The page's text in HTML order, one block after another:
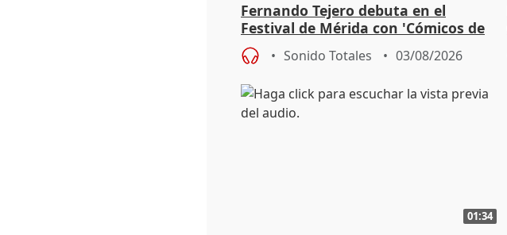
Fernando Tejero debuta en el
Festival de Mérida con 'Cómicos de
Roma': "Strabo me ha escogido"
Sonido Totales 03/08/2026
01:34